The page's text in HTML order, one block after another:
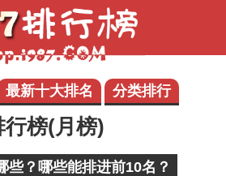
最新十大排名 分类排行
榜(月榜)
些？哪些能排进前10名？